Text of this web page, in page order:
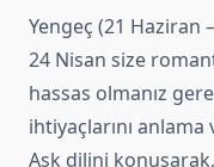
Yengeç (21 Haziran
24 Nisan size
hassas olmanız
ihtiyaçlarını
Aşk dilini